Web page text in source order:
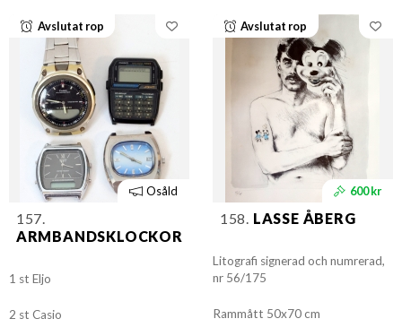
Avslutat rop
Osåld
157.
ARMBANDSKLOCKOR
1 st Eljo
2 st Casio
Avslutat rop
600 kr
158. LASSE ÅBERG
Litografi signerad och numrerad,
nr 56/175
Rammått 50x70 cm